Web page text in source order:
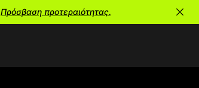
Πρόσβαση προτεραιότητας.